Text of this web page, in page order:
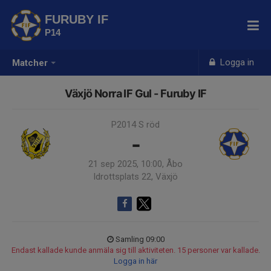
Matcher Logga in
FURUBY IF
P14
Växjö Norra IF Gul - Furuby IF
P2014 S röd
-
21 sep 2025, 10:00, Åbo
Idrottsplats 22, Växjö
Samling 09:00
Endast kallade kunde anmäla sig till aktiviteten. 15 personer var kallade.
Logga in här